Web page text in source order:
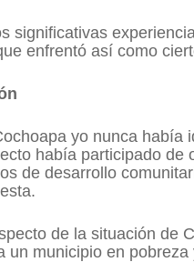
significativas
enfrentó así como
yo nunca
había participado
de desarrollo
de la situación de
un municipio en